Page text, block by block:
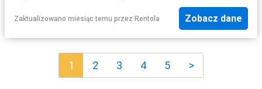
Zaktualizowano miesiąc temu przez Rentola Zobacz dane
1 2 3 4 5 >